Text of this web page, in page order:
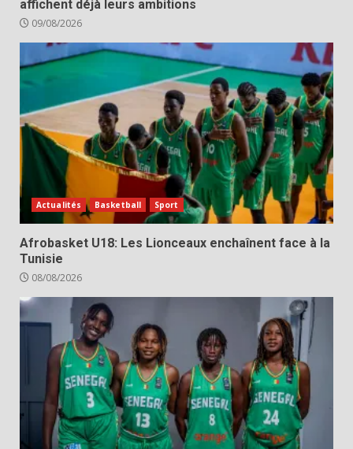
affichent déjà leurs ambitions
09/08/2026
Actualités Basketball Sport
Afrobasket U18: Les Lionceaux enchaînent face à la
Tunisie
08/08/2026